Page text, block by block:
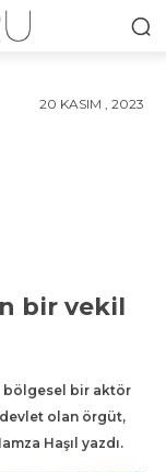
20 KASIM , 2023
bir vekil
bölgesel bir aktör
devlet olan örgüt,
Haşıl yazdı.